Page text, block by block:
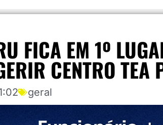
FICA EM 1º
CENTRO TEA
geral